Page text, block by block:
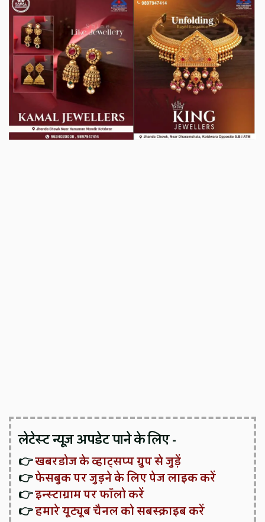
लेटेस्ट न्यूज़ अपडेट पाने के लिए -
👉खबरडोज के व्हाट्सप्प ग्रुप से जुड़ें
👉फेसबुक पर जुड़ने के लिए पेज लाइक करें
👉इन्स्टाग्राम पर फॉलो करें
👉हमारे यूट्यूब चैनल को सबस्क्राइब करें